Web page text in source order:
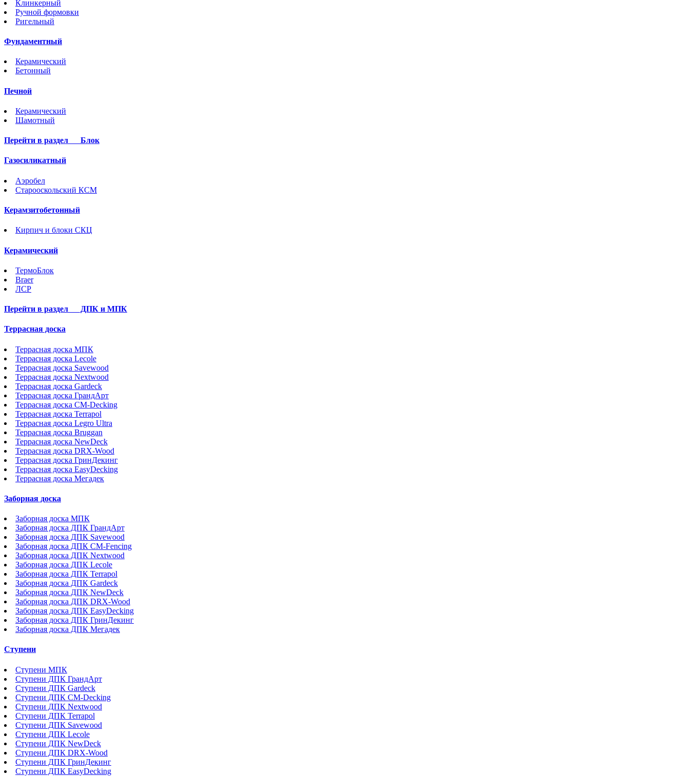
Клинкерный
Ручной формовки
Ригельный
Фундаментный
Керамический
Бетонный
Печной
Керамический
Шамотный
Перейти в раздел Блок
Газосиликатный
Аэробел
Старооскольский КСМ
Керамзитобетонный
Кирпич и блоки СКЦ
Керамический
ТермоБлок
Braer
ЛСР
Перейти в раздел ДПК и МПК
Террасная доска
Террасная доска МПК
Террасная доска Lecole
Террасная доска Savewood
Террасная доска Nextwood
Террасная доска Gardeck
Террасная доска ГрандАрт
Террасная доска CM-Decking
Террасная доска Terrapol
Террасная доска Legro Ultra
Террасная доска Bruggan
Террасная доска NewDeck
Террасная доска DRX-Wood
Террасная доска ГринДекинг
Террасная доска EasyDecking
Террасная доска Мегадек
Заборная доска
Заборная доска МПК
Заборная доска ДПК ГрандАрт
Заборная доска ДПК Savewood
Заборная доска ДПК CM-Fencing
Заборная доска ДПК Nextwood
Заборная доска ДПК Lecole
Заборная доска ДПК Terrapol
Заборная доска ДПК Gardeck
Заборная доска ДПК NewDeck
Заборная доска ДПК DRX-Wood
Заборная доска ДПК EasyDecking
Заборная доска ДПК ГринДекинг
Заборная доска ДПК Мегадек
Ступени
Ступени МПК
Ступени ДПК ГрандАрт
Ступени ДПК Gardeck
Ступени ДПК CM-Decking
Ступени ДПК Nextwood
Ступени ДПК Terrapol
Ступени ДПК Savewood
Ступени ДПК Lecole
Ступени ДПК NewDeck
Ступени ДПК DRX-Wood
Ступени ДПК ГринДекинг
Ступени ДПК EasyDecking